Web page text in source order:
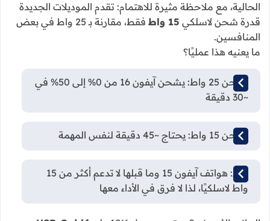
الحالية، مع ملاحظة مثيرة للاهتمام: تقدم الموديلات الجديدة
قدرة شحن لاسلكي 15 واط
فقط، مقارنة بـ 25 واط في بعض
المنافسين.
ما يعنيه هذا عمليًا؟
شاحن 25 واط: يشحن آيفون 16 من 0% إلى 50% في
~30 دقيقة
شاحن 15 واط: يحتاج ~45 دقيقة لنفس المهمة
لكن: هواتف آيفون 15 وما قبلها لا تدعم أكثر من 15
واط لاسلكيًا، لذا لا فرق في الأداء معها